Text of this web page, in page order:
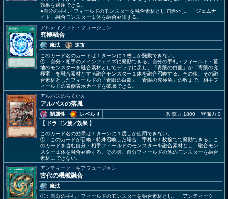
効果を適用できる。
●自分の手札・フィールドのモンスターを融合素材として除外し、「ジェムナ
イト」融合モンスター１体を融合召喚する。
アルティメット・フュージョン
究極融合
魔法
速攻
このカード名のカードは１ターンに１枚しか発動できない。
①：自分・相手のメインフェイズに発動できる。自分の手札・フィールド・墓
地のモンスターを融合素材としてデッキに戻し、「青眼の白龍」か「青眼の究
極竜」を融合素材とする融合モンスター１体を融合召喚する。その後、その融
合素材としたフィールドの「青眼の白龍」「青眼の究極竜」の数まで、相手フ
ィールドの表側表示カードを破壊できる。
アルバスのらくいん
アルバスの落胤
闇属性
レベル 4
【 ドラゴン族／効果 】
攻撃力 1800 守備力 0
このカード名の効果は１ターンに１度しか使用できない。
①：このカードが召喚・特殊召喚した場合、手札を１枚捨てて発動できる。こ
のカードを含む自分・相手フィールドのモンスターを融合素材とし、融合モン
スター１体を融合召喚する。その際、自分フィールドの他のモンスターを融合
素材にできない。
アンティーク・ギアフュージョン
古代の機械融合
魔法
①：自分の手札・フィールドのモンスターを融合素材とし、「アンティーク・